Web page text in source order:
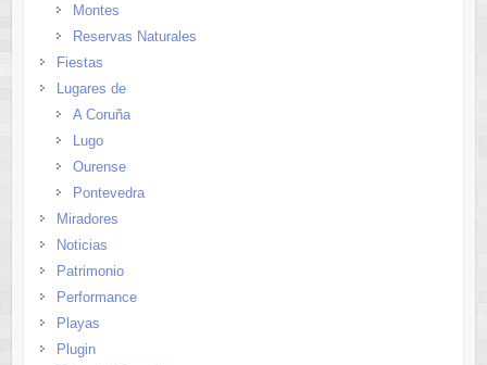
Montes
Reservas Naturales
Fiestas
Lugares de
A Coruña
Lugo
Ourense
Pontevedra
Miradores
Noticias
Patrimonio
Performance
Playas
Plugin